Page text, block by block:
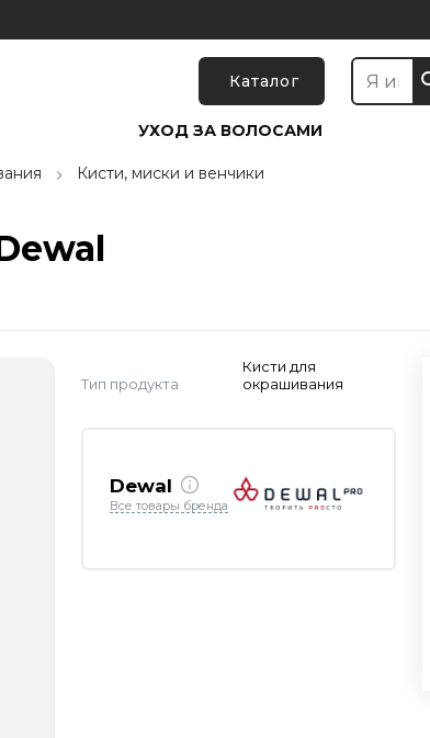
Каталог
УХОД ЗА ВОЛОСАМИ
Кисти, миски и венчики
Тип продукта
Кисти для
окрашивания
Dewal
Все товары бренда